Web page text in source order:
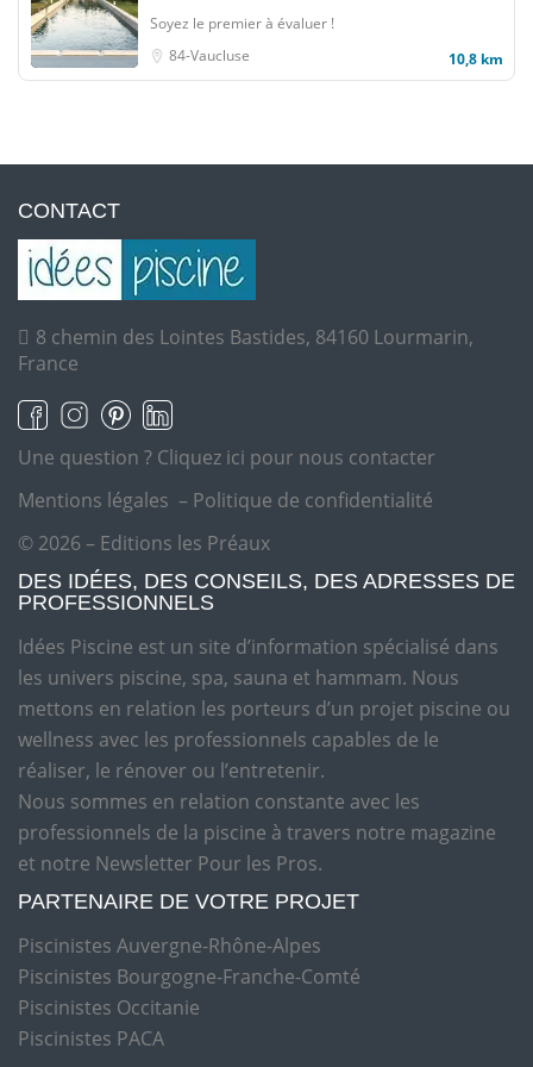
Soyez le premier à évaluer !
84-Vaucluse
10,8 km
CONTACT
8 chemin des Lointes Bastides, 84160 Lourmarin,
France
Une question ? Cliquez ici pour nous contacter
Mentions légales – Politique de confidentialité
© 2026 – Editions les Préaux
DES IDÉES, DES CONSEILS, DES ADRESSES DE
PROFESSIONNELS
Idées Piscine est un site d’information spécialisé dans
les univers piscine, spa, sauna et hammam. Nous
mettons en relation les porteurs d’un projet piscine ou
wellness avec les professionnels capables de le
réaliser, le rénover ou l’entretenir.
Nous sommes en relation constante avec les
professionnels de la piscine à travers notre magazine
et notre Newsletter Pour les Pros.
PARTENAIRE DE VOTRE PROJET
Piscinistes Auvergne-Rhône-Alpes
Piscinistes Bourgogne-Franche-Comté
Piscinistes Occitanie
Piscinistes PACA